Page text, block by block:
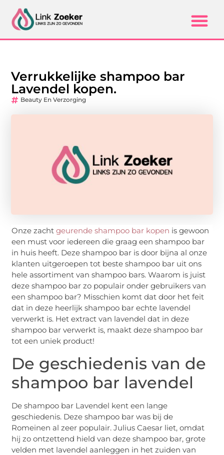
Verrukkelijke shampoo bar
Lavendel kopen.
Beauty En Verzorging
Onze zachtgeurende shampoo bar kopen is gewoon
een must voor iedereen die graag een shampoo bar
in huis heeft. Deze shampoo bar is door bijna al onze
klanten uitgeroepen tot beste shampoo bar uit ons
hele assortiment van shampoo bars. Waarom is juist
deze shampoo bar zo populair onder gebruikers van
een shampoo bar? Misschien komt dat door het feit
dat in deze heerlijk shampoo bar echte lavendel
verwerkt is. Het extract van lavendel dat in deze
shampoo bar verwerkt is, maakt deze shampoo bar
tot een uniek product!
De geschiedenis van de
shampoo bar lavendel
De shampoo bar Lavendel kent een lange
geschiedenis. Deze shampoo bar was bij de
Romeinen al zeer populair. Julius Caesar liet, omdat
hij zo ontzettend hield van deze shampoo bar, grote
velden met lavendel aanleggen in het zuiden van